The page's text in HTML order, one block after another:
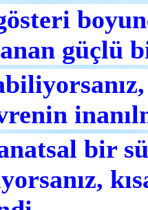
güçlü
bir